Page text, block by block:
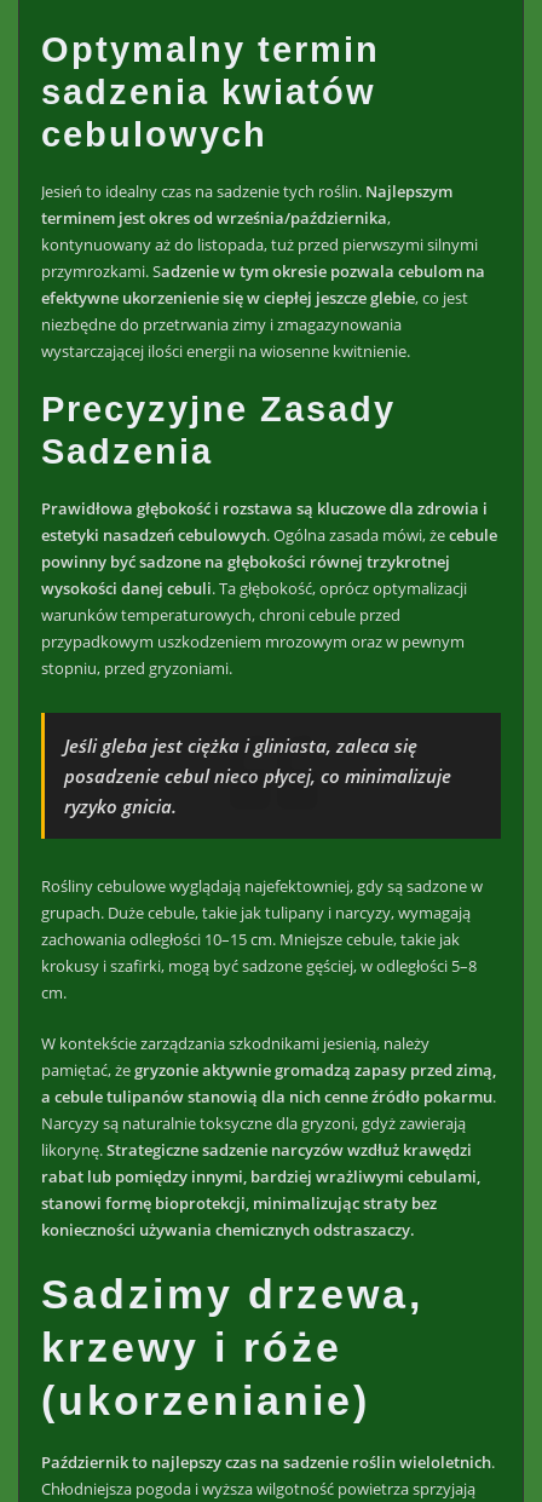
Optymalny termin
sadzenia kwiatów
cebulowych
Jesień to idealny czas na sadzenie tych roślin. Najlepszym
terminem jest okres od września/października,
kontynuowany aż do listopada, tuż przed pierwszymi silnymi
przymrozkami. Sadzenie w tym okresie pozwala cebulom na
efektywne ukorzenienie się w ciepłej jeszcze glebie, co jest
niezbędne do przetrwania zimy i zmagazynowania
wystarczającej ilości energii na wiosenne kwitnienie.
Precyzyjne Zasady
Sadzenia
Prawidłowa głębokość i rozstawa są kluczowe dla zdrowia i
estetyki nasadzeń cebulowych. Ogólna zasada mówi, żecebule
powinny być sadzone na głębokości równej trzykrotnej
wysokości danej cebuli. Ta głębokość, oprócz optymalizacji
warunków temperaturowych, chroni cebule przed
przypadkowym uszkodzeniem mrozowym oraz w pewnym
stopniu, przed gryzoniami.
Jeśli gleba jest ciężka i gliniasta, zaleca się
posadzenie cebul nieco płycej, co minimalizuje
ryzyko gnicia.
Rośliny cebulowe wyglądają najefektowniej, gdy są sadzone w
grupach. Duże cebule, takie jak tulipany i narcyzy, wymagają
zachowania odległości 10–15 cm. Mniejsze cebule, takie jak
krokusy i szafirki, mogą być sadzone gęściej, w odległości 5–8
cm.
W kontekście zarządzania szkodnikami jesienią, należy
pamiętać, żegryzonie aktywnie gromadzą zapasy przed zimą,
a cebule tulipanów stanowią dla nich cenne źródło pokarmu.
Narcyzy są naturalnie toksyczne dla gryzoni, gdyż zawierają
likorynę.Strategiczne sadzenie narcyzów wzdłuż krawędzi
rabat lub pomiędzy innymi, bardziej wrażliwymi cebulami,
stanowi formę bioprotekcji, minimalizując straty bez
konieczności używania chemicznych odstraszaczy.
Sadzimy drzewa,
krzewy i róże
(ukorzenianie)
Październik to najlepszy czas na sadzenie roślin wieloletnich.
Chłodniejsza pogoda i wyższa wilgotność powietrza sprzyjają